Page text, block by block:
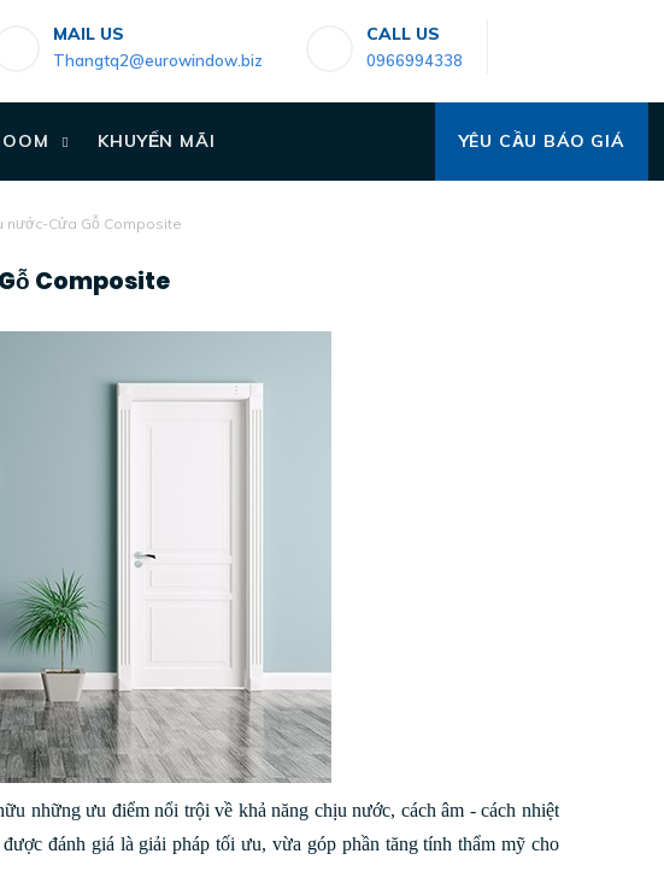
MAIL US
Thangtq2@eurowindow.biz
CALL US
0966994338
KHUYẾN MÃI YÊU CẦU BÁO GIÁ
nước-Cửa Gỗ Composite
Composite
những ưu điểm nổi trội về khả năng chịu nước, cách âm - cách nhiệt
đánh giá là giải pháp tối ưu, vừa góp phần tăng tính thẩm mỹ cho